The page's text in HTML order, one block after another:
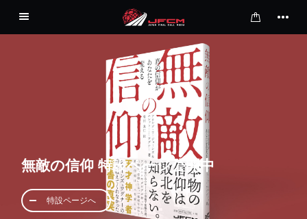
無敵の信仰 特設ページ公開中
特設ページへ
お問い合わせ
オンラインストア